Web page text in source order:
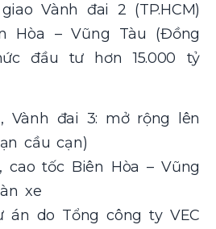
Vành đai 2 (TP.HCM)
Hòa – Vũng Tàu (Đồng
đầu tư hơn 15.000 tỷ
Vành đai 3: mở rộng lên
cầu cạn)
cao tốc Biên Hòa – Vũng
xe
án do Tổng công ty VEC